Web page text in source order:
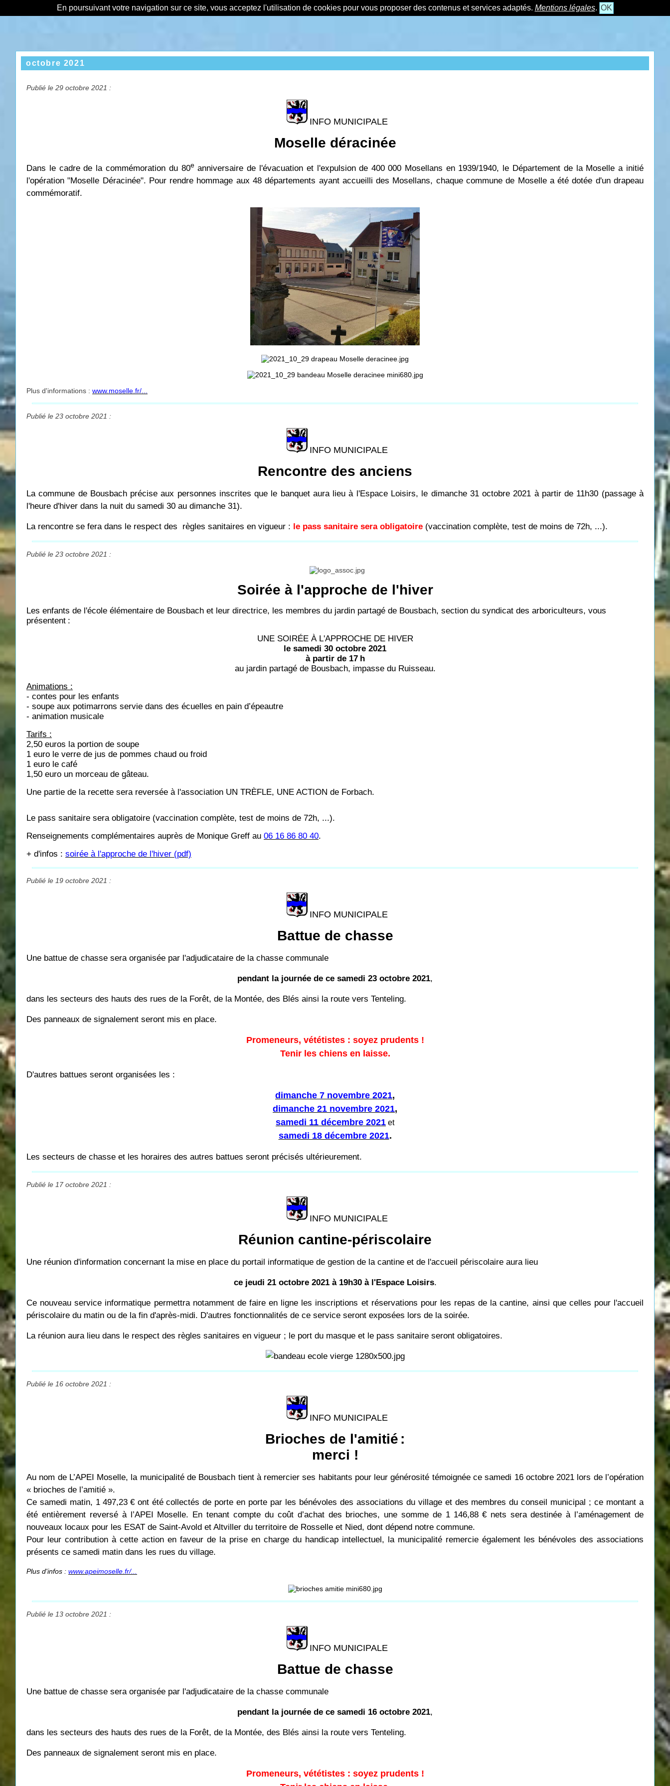
En poursuivant votre navigation sur ce site, vous acceptez l'utilisation de cookies pour vous proposer des contenus et services adaptés. Mentions légales. OK
octobre 2021
Publié le 29 octobre 2021 :
INFO MUNICIPALE
Moselle déracinée
Dans le cadre de la commémoration du 80eanniversaire de l'évacuation et l'expulsion de 400 000 Mosellans en 1939/1940, le Département de la Moselle a initié
l'opération "Moselle Déracinée". Pour rendre hommage aux 48 départements ayant accueilli des Mosellans, chaque commune de Moselle a été dotée d'un drapeau
commémoratif.
Plus d'informations : www.moselle.fr/...
Publié le 23 octobre 2021 :
INFO MUNICIPALE
Rencontre des anciens
La commune de Bousbach précise aux personnes inscrites que le banquet aura lieu à l'Espace Loisirs, le dimanche 31 octobre 2021 à partir de 11h30 (passage à
l'heure d'hiver dans la nuit du samedi 30 au dimanche 31).
La rencontre se fera dans le respect des règles sanitaires en vigueur : le pass sanitaire sera obligatoire (vaccination complète, test de moins de 72h, ...).
Publié le 23 octobre 2021 :
Soirée à l'approche de l'hiver
Les enfants de l'école élémentaire de Bousbach et leur directrice, les membres du jardin partagé de Bousbach, section du syndicat des arboriculteurs, vous
présentent :
UNE SOIRÉE À L'APPROCHE DE HIVER
le samedi 30 octobre 2021
à partir de 17 h
au jardin partagé de Bousbach, impasse du Ruisseau.
Animations :
- contes pour les enfants
- soupe aux potimarrons servie dans des écuelles en pain d’épeautre
- animation musicale
Tarifs :
2,50 euros la portion de soupe
1 euro le verre de jus de pommes chaud ou froid
1 euro le café
1,50 euro un morceau de gâteau.
Une partie de la recette sera reversée à l'association UN TRÈFLE, UNE ACTION de Forbach.
Le pass sanitaire sera obligatoire (vaccination complète, test de moins de 72h, ...).
Renseignements complémentaires auprès de Monique Greff au 06 16 86 80 40.
+ d'infos : soirée à l'approche de l'hiver (pdf)
Publié le 19 octobre 2021 :
INFO MUNICIPALE
Battue de chasse
Une battue de chasse sera organisée par l'adjudicataire de la chasse communale
pendant la journée de ce samedi 23 octobre 2021,
dans les secteurs des hauts des rues de la Forêt, de la Montée, des Blés ainsi la route vers Tenteling.
Des panneaux de signalement seront mis en place.
Promeneurs, vététistes : soyez prudents !
Tenir les chiens en laisse.
D'autres battues seront organisées les :
dimanche 7 novembre 2021,
dimanche 21 novembre 2021,
samedi 11 décembre 2021 et
samedi 18 décembre 2021.
Les secteurs de chasse et les horaires des autres battues seront précisés ultérieurement.
Publié le 17 octobre 2021 :
INFO MUNICIPALE
Réunion cantine-périscolaire
Une réunion d'information concernant la mise en place du portail informatique de gestion de la cantine et de l'accueil périscolaire aura lieu
ce jeudi 21 octobre 2021 à 19h30 à l'Espace Loisirs.
Ce nouveau service informatique permettra notamment de faire en ligne les inscriptions et réservations pour les repas de la cantine, ainsi que celles pour l'accueil
périscolaire du matin ou de la fin d'après-midi. D'autres fonctionnalités de ce service seront exposées lors de la soirée.
La réunion aura lieu dans le respect des règles sanitaires en vigueur ; le port du masque et le pass sanitaire seront obligatoires.
Publié le 16 octobre 2021 :
INFO MUNICIPALE
Brioches de l'amitié :
merci !
Au nom de L’APEI Moselle, la municipalité de Bousbach tient à remercier ses habitants pour leur générosité témoignée ce samedi 16 octobre 2021 lors de l’opération
« brioches de l’amitié ».
Ce samedi matin, 1 497,23 € ont été collectés de porte en porte par les bénévoles des associations du village et des membres du conseil municipal ; ce montant a
été entièrement reversé à l’APEI Moselle. En tenant compte du coût d’achat des brioches, une somme de 1 146,88 € nets sera destinée à l’aménagement de
nouveaux locaux pour les ESAT de Saint-Avold et Altviller du territoire de Rosselle et Nied, dont dépend notre commune.
Pour leur contribution à cette action en faveur de la prise en charge du handicap intellectuel, la municipalité remercie également les bénévoles des associations
présents ce samedi matin dans les rues du village.
Plus d'infos : www.apeimoselle.fr/...
Publié le 13 octobre 2021 :
INFO MUNICIPALE
Battue de chasse
Une battue de chasse sera organisée par l'adjudicataire de la chasse communale
pendant la journée de ce samedi 16 octobre 2021,
dans les secteurs des hauts des rues de la Forêt, de la Montée, des Blés ainsi la route vers Tenteling.
Des panneaux de signalement seront mis en place.
Promeneurs, vététistes : soyez prudents !